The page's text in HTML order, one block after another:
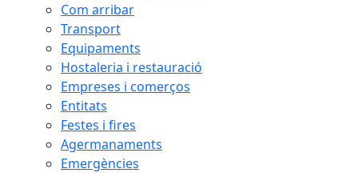
Com arribar
Transport
Equipaments
Hostaleria i restauració
Empreses i comerços
Entitats
Festes i fires
Agermanaments
Emergències